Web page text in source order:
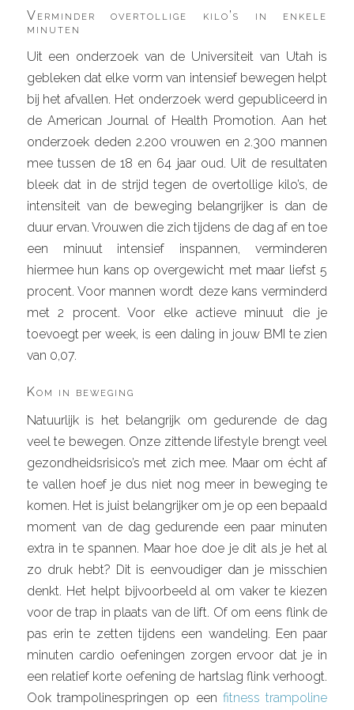
Verminder overtollige kilo’s in enkele
minuten
Uit een onderzoek van de Universiteit van Utah is
gebleken dat elke vorm van intensief bewegen helpt
bij het afvallen. Het onderzoek werd gepubliceerd in
de American Journal of Health Promotion. Aan het
onderzoek deden 2.200 vrouwen en 2.300 mannen
mee tussen de 18 en 64 jaar oud. Uit de resultaten
bleek dat in de strijd tegen de overtollige kilo’s, de
intensiteit van de beweging belangrijker is dan de
duur ervan. Vrouwen die zich tijdens de dag af en toe
een minuut intensief inspannen, verminderen
hiermee hun kans op overgewicht met maar liefst 5
procent. Voor mannen wordt deze kans verminderd
met 2 procent. Voor elke actieve minuut die je
toevoegt per week, is een daling in jouw BMI te zien
van 0,07.
Kom in beweging
Natuurlijk is het belangrijk om gedurende de dag
veel te bewegen. Onze zittende lifestyle brengt veel
gezondheidsrisico’s met zich mee. Maar om écht af
te vallen hoef je dus niet nog meer in beweging te
komen. Het is juist belangrijker om je op een bepaald
moment van de dag gedurende een paar minuten
extra in te spannen. Maar hoe doe je dit als je het al
zo druk hebt? Dit is eenvoudiger dan je misschien
denkt. Het helpt bijvoorbeeld al om vaker te kiezen
voor de trap in plaats van de lift. Of om eens flink de
pas erin te zetten tijdens een wandeling. Een paar
minuten cardio oefeningen zorgen ervoor dat je in
een relatief korte oefening de hartslag flink verhoogt.
Ook trampolinespringen op eenfitness trampoline